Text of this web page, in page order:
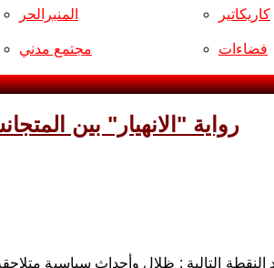
المنبرالحر
مجتمع مدني
كاريكاتير
فضاءات
رواية "الانهيار" بين
النقطة التالية : ظلال وأحداث سياسية